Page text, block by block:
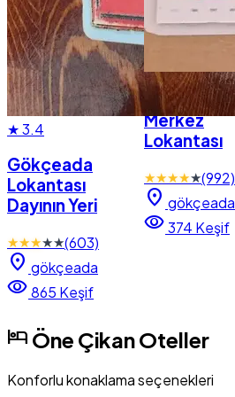
★3.4
Gökçeada
Lokantası
Dayının Yeri
★★★★★(603)
location_on gökçeada
visibility865 Keşif
★3.8
Merkez
Lokantası
★★★★★(992)
location_on gökçeada
visibility374 Keşif
hotel Öne Çikan Oteller
Konforlu konaklama seçenekleri